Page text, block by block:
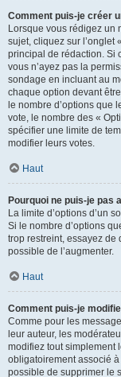
Comment puis-je créer
Lorsque vous rédigez un
sujet, cliquez sur l’onglet
principal de rédaction. Si
vous n’ayez pas la
sondage en incluant au
chaque option devant
le nombre d’options que
vote, le nombre des «
spécifier une limite de
modifier leurs votes.
Haut
Pourquoi ne puis-je pas
La limite d’options d’un
Si le nombre d’options
trop restreint, essayez de
possible de l’augmenter.
Haut
Comment puis-je
Comme pour les
leur auteur, les
modifiez tout simplement
obligatoirement associé
possible de supprimer le